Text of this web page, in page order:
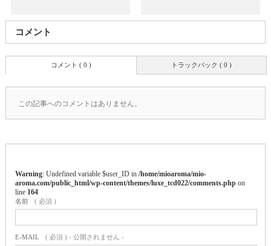
コメント
トラックバック ( 0 )
コメント ( 0 )
この記事へのコメントはありません。
Warning : Undefined variable $user_ID in /home/mioaroma/mio-
aroma.com/public_html/wp-content/themes/luxe_tcd022/comments.phpon
line 164
名前 ( 必須 )
E-MAIL ( 必須 ) - 公開されません -